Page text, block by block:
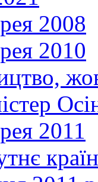
2008
2010
2011